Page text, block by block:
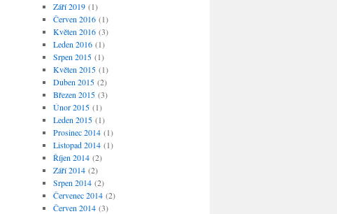
Září 2019(1)
Červen 2016(1)
Květen 2016(3)
Leden 2016(1)
Srpen 2015(1)
Květen 2015(1)
Duben 2015(2)
Březen 2015(3)
Únor 2015(1)
Leden 2015(1)
Prosinec 2014(1)
Listopad 2014(1)
Říjen 2014(2)
Září 2014(2)
Srpen 2014(2)
Červenec 2014(2)
Červen 2014(3)